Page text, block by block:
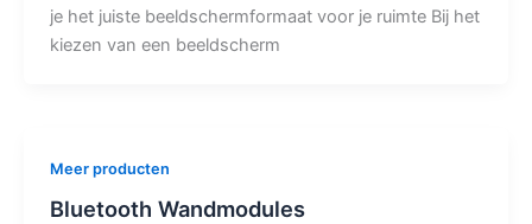
je het juiste beeldschermformaat voor je ruimte Bij het
kiezen van een beeldscherm
Meer producten
Bluetooth Wandmodules